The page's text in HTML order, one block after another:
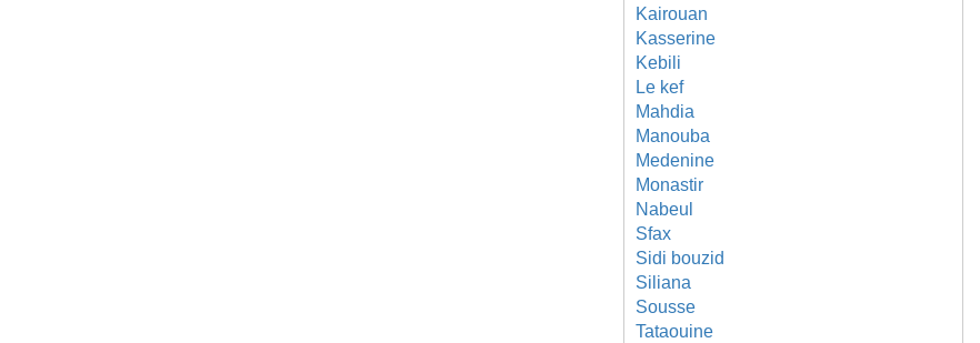
Kairouan
Kasserine
Kebili
Le kef
Mahdia
Manouba
Medenine
Monastir
Nabeul
Sfax
Sidi bouzid
Siliana
Sousse
Tataouine